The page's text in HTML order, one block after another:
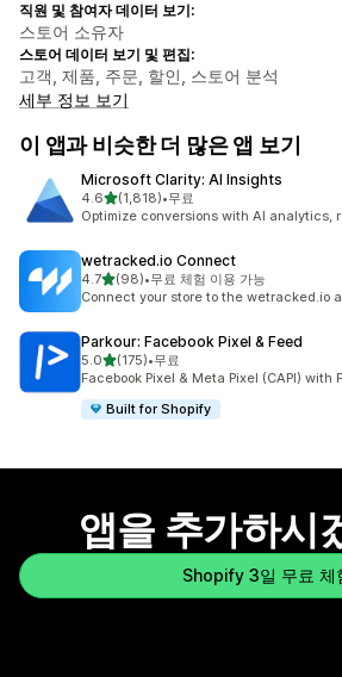
직원 및 참여자 데이터 보기:
스토어 소유자
스토어 데이터 보기 및 편집:
고객, 제품, 주문, 할인, 스토어 분석
세부 정보 보기
이 앱과 비슷한 더 많은 앱 보기
Microsoft Clarity: AI Insights
4.6별 5개 중
(1,818)
총 리뷰 1818개
•무료
Optimize conversions with AI analytics,
wetracked.io Connect
4.7별 5개 중
(98)
총 리뷰 98개
•무료 체험 이용 가능
Connect your store to the wetracked.io
Parkour: Facebook Pixel & Feed
5.0별 5개 중
(175)
총 리뷰 175개
•무료
Facebook Pixel & Meta Pixel (CAPI) with
Built for Shopify
앱을 추가하시
Shopify 3일 무료 체